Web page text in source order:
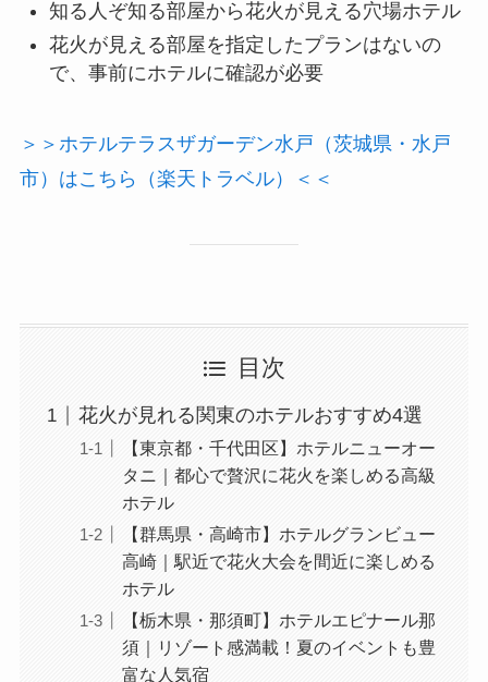
知る人ぞ知る部屋から花火が見える穴場ホテル
花火が見える部屋を指定したプランはないの
で、事前にホテルに確認が必要
＞＞ホテルテラスザガーデン水戸（茨城県・水戸
市）はこちら（楽天トラベル）＜＜
目次
花火が見れる関東のホテルおすすめ4選
【東京都・千代田区】ホテルニューオー
タニ｜都心で贅沢に花火を楽しめる高級
ホテル
【群馬県・高崎市】ホテルグランビュー
高崎｜駅近で花火大会を間近に楽しめる
ホテル
【栃木県・那須町】ホテルエピナール那
須｜リゾート感満載！夏のイベントも豊
富な人気宿